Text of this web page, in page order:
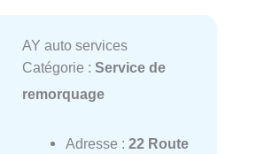
AY auto services
Catégorie : Service de
remorquage
Adresse : 22 Route